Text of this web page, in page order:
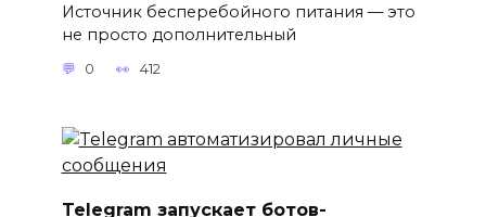
Источник бесперебойного питания — это
не просто дополнительный
0 412
Telegram запускает ботов-